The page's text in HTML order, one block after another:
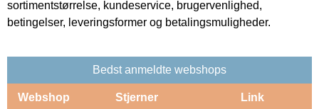
sortimentstørrelse, kundeservice, brugervenlighed,
betingelser, leveringsformer og betalingsmuligheder.
Bedst anmeldte webshops
Webshop Stjerner Link